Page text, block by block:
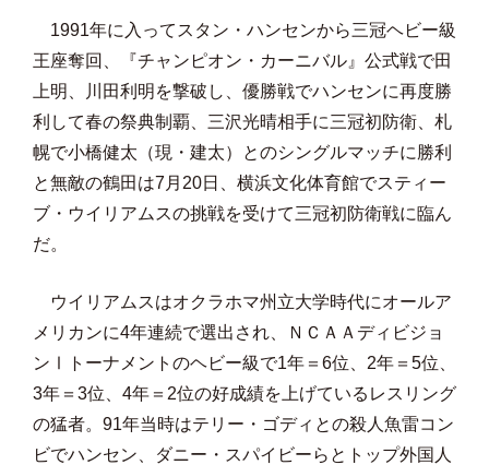
1991年に入ってスタン・ハンセンから三冠ヘビー級
王座奪回、『チャンピオン・カーニバル』公式戦で田
上明、川田利明を撃破し、優勝戦でハンセンに再度勝
利して春の祭典制覇、三沢光晴相手に三冠初防衛、札
幌で小橋健太（現・建太）とのシングルマッチに勝利
と無敵の鶴田は7月20日、横浜文化体育館でスティー
ブ・ウイリアムスの挑戦を受けて三冠初防衛戦に臨ん
だ。
ウイリアムスはオクラホマ州立大学時代にオールア
メリカンに4年連続で選出され、ＮＣＡＡディビジョ
ンⅠトーナメントのヘビー級で1年＝6位、2年＝5位、
3年＝3位、4年＝2位の好成績を上げているレスリング
の猛者。91年当時はテリー・ゴディとの殺人魚雷コン
ビでハンセン、ダニー・スパイビーらとトップ外国人